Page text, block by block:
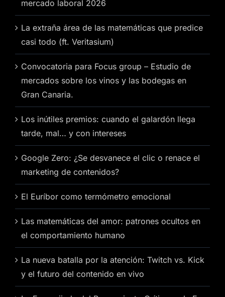
mercado laboral 2026
La extraña área de las matemáticas que predice
casi todo (ft. Veritasium)
Convocatoria para Focus group – Estudio de
mercados sobre los vinos y las bodegas en
Gran Canaria.
Los inútiles premios: cuando el galardón llega
tarde, mal… y con intereses
Google Zero: ¿Se desvanece el clic o renace el
marketing de contenidos?
El Euríbor como termómetro emocional
Las matemáticas del amor: patrones ocultos en
el comportamiento humano
La nueva batalla por la atención: Twitch vs. Kick
y el futuro del contenido en vivo